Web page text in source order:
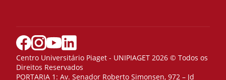
Centro Universitário Piaget - UNIPIAGET 2026 © Todos os
Direitos Reservados
PORTARIA 1: Av. Senador Roberto Simonsen, 972 – Jd